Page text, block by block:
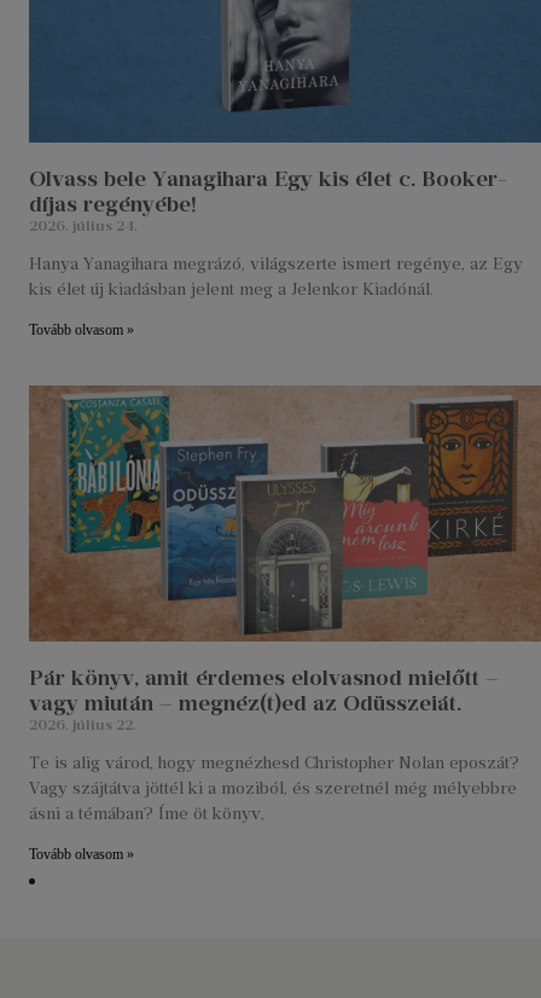
Olvass bele Yanagihara Egy kis élet c. Booker-
díjas regényébe!
2026. július 24.
Hanya Yanagihara megrázó, világszerte ismert regénye, az Egy
kis élet új kiadásban jelent meg a Jelenkor Kiadónál.
Tovább olvasom »
Pár könyv, amit érdemes elolvasnod mielőtt –
vagy miután – megnéz(t)ed az Odüsszeiát.
2026. július 22.
Te is alig várod, hogy megnézhesd Christopher Nolan eposzát?
Vagy szájtátva jöttél ki a moziból, és szeretnél még mélyebbre
ásni a témában? Íme öt könyv,
Tovább olvasom »